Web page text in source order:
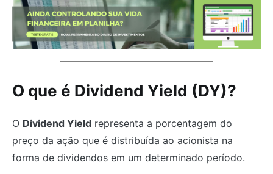
O que é Dividend Yield (DY)?
O Dividend Yield representa a porcentagem do
preço da ação que é distribuída ao acionista na
forma de dividendos em um determinado período.